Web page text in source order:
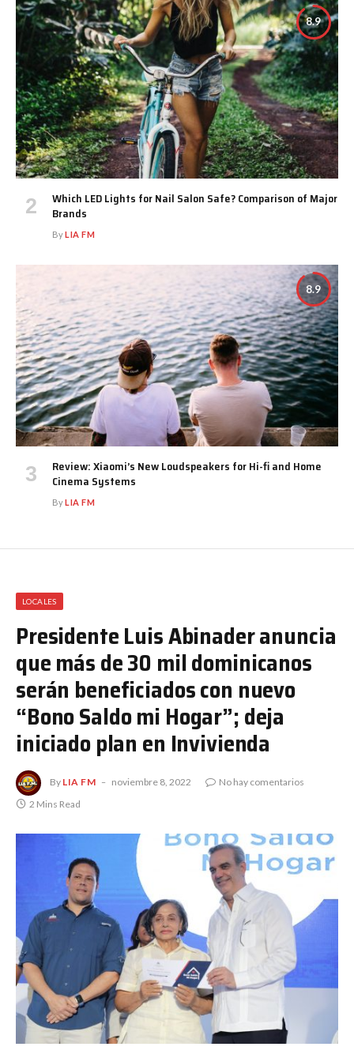
8.9
Which LED Lights for Nail Salon Safe? Comparison of Major
Brands
ByLIA FM
8.9
Review: Xiaomi’s New Loudspeakers for Hi-fi and Home
Cinema Systems
ByLIA FM
LOCALES
Presidente Luis Abinader anuncia
que más de 30 mil dominicanos
serán beneficiados con nuevo
“Bono Saldo mi Hogar”; deja
iniciado plan en Invivienda
By LIA FM noviembre 8, 2022
No hay comentarios
2 Mins Read